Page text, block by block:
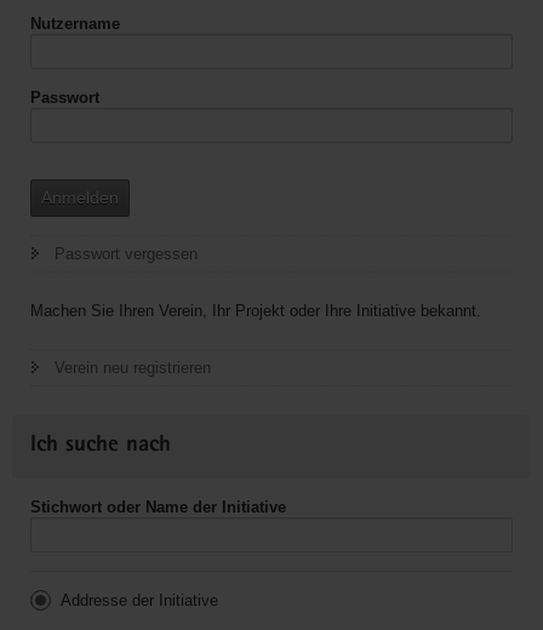
Nutzername
Passwort
Anmelden
Passwort vergessen
Machen Sie Ihren Verein, Ihr Projekt oder Ihre Initiative bekannt.
Verein neu registrieren
Ich suche nach
Stichwort oder Name der Initiative
Addresse der Initiative